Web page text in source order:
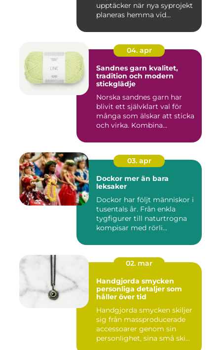
upptäcker när nya syprojekt
planeras hemma vid
04. apr
Sandnes garn kvalitet,
tradition och modern
stickglädje
Norska sandnes garn har
blivit ett självklart val för
många som älskar att sticka
och virka. Kombina...
03. apr
Dockor mer än bara
leksaker
Dockor har följt människor i
tusentals år. Från enkla
tygfigurer till naturtrogna
kompisar med rörli...
02. mar
Handgjorda smycken
personliga detaljer som
håller över tid
Handgjorda smycken skiljer
sig från massproducerade
accessoarer genom sin
personlighet, sina små ski...